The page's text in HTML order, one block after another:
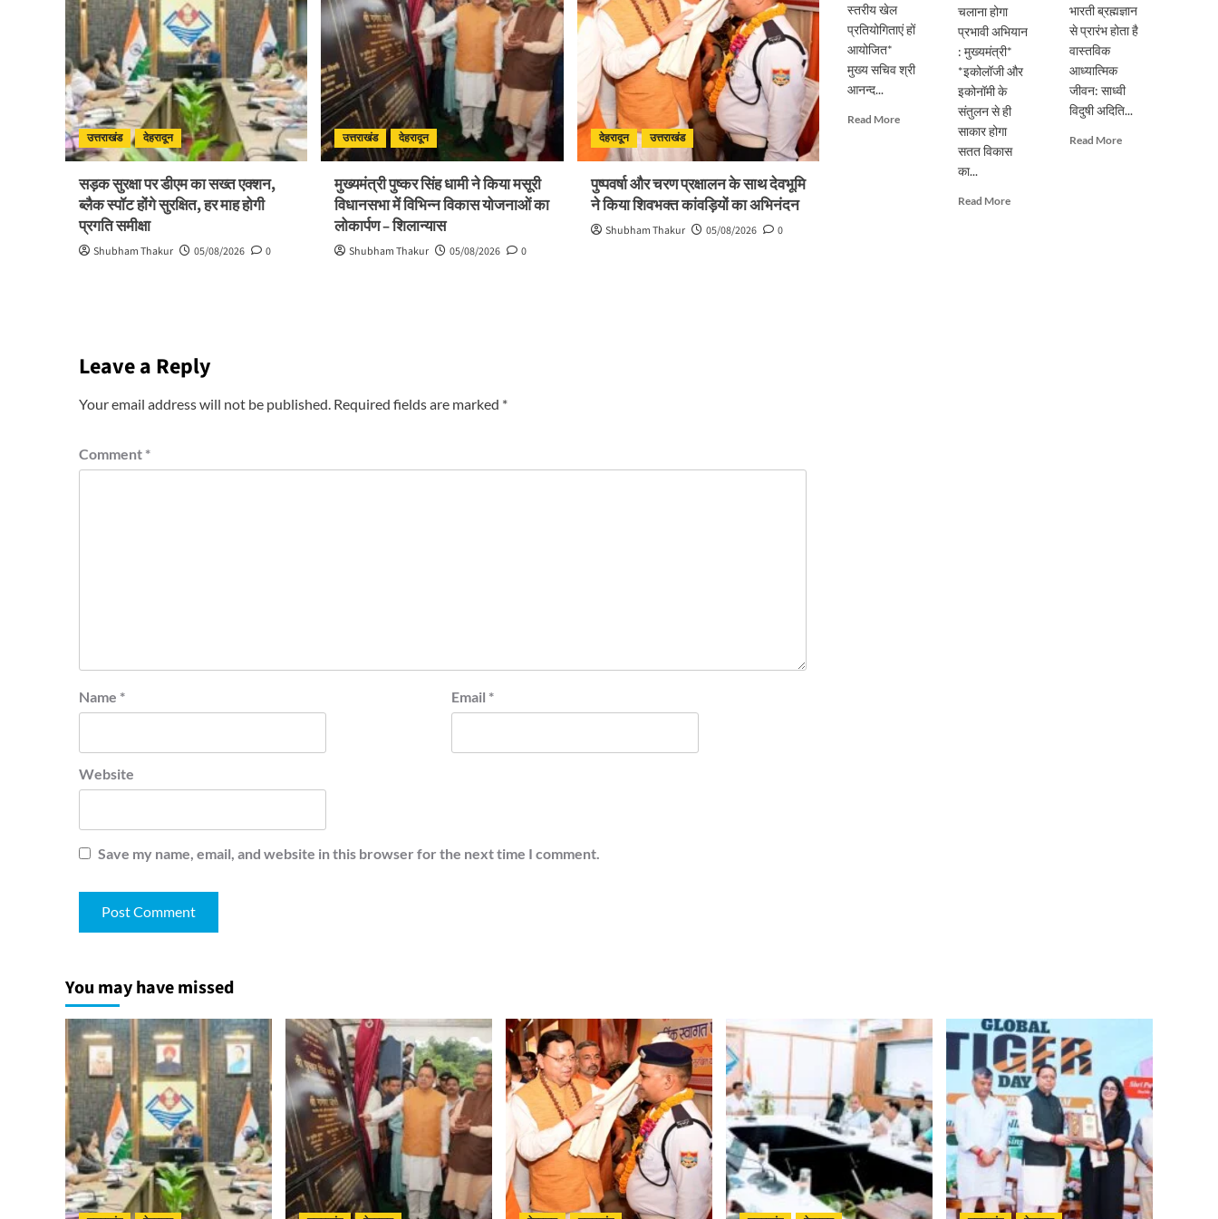
उत्तराखंड देहरादून
सड़क सुरक्षा पर डीएम का सख्त एक्शन,
ब्लैक स्पॉट होंगे सुरक्षित, हर माह होगी
प्रगति समीक्षा
Shubham Thakur 05/08/2026 0
उत्तराखंड देहरादून
मुख्यमंत्री पुष्कर सिंह धामी ने किया मसूरी
विधानसभा में विभिन्न विकास योजनाओं का
लोकार्पण – शिलान्यास
Shubham Thakur 05/08/2026 0
देहरादून उत्तराखंड
पुष्पवर्षा और चरण प्रक्षालन के साथ देवभूमि
ने किया शिवभक्त कांवड़ियों का अभिनंदन
Shubham Thakur 05/08/2026 0
Leave a Reply
Your email address will not be published. Required fields are marked *
Comment *
Name * Email *
Website
Save my name, email, and website in this browser for the next time I comment.
स्तरीय खेल
प्रतियोगिताएं हों
आयोजित*
मुख्य सचिव श्री
आनन्द...
Read MoreRead
चलाना होगा
प्रभावी अभियान
: मुख्यमंत्री*
*इकोलॉजी और
इकोनॉमी के
संतुलन से ही
साकार होगा
सतत विकास
का...
Read MoreRead
भारती ब्रह्मज्ञान
से प्रारंभ होता है
वास्तविक
आध्यात्मिक
जीवन: साध्वी
विदुषी अदिति...
Read MoreRead
You may have missed